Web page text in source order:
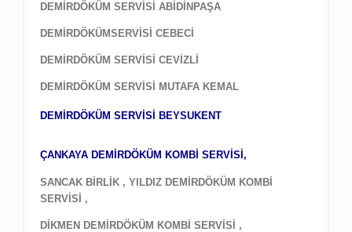
DEMİRDÖKÜM SERVİSİ ABİDİNPAŞA
DEMİRDÖKÜMSERVİSİ CEBECİ
DEMİRDÖKÜM SERVİSİ CEVİZLİ
DEMİRDÖKÜM SERVİSİ MUTAFA KEMAL
DEMİRDÖKÜM SERVİSİ BEYSUKENT
ÇANKAYA DEMİRDÖKÜM KOMBİ SERVİSİ,
SANCAK BİRLİK , YILDIZ DEMİRDÖKÜM KOMBİ
SERVİSİ ,
DİKMEN DEMİRDÖKÜM KOMBİ SERVİSİ ,